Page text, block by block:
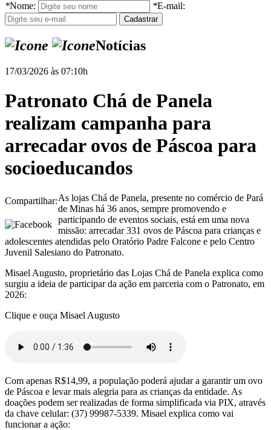
*Nome: *E-mail:
Notícias
17/03/2026 às 07:10h
Patronato Chá de Panela
realizam campanha para
arrecadar ovos de Páscoa para
socioeducandos
Compartilhar:As lojas Chá de Panela, presente no comércio de Pará
de Minas há 36 anos, sempre promovendo e
participando de eventos sociais, está em uma nova
missão: arrecadar 331 ovos de Páscoa para crianças e
adolescentes atendidas pelo Oratório Padre Falcone e pelo Centro
Juvenil Salesiano do Patronato.
Misael Augusto, proprietário das Lojas Chá de Panela explica como
surgiu a ideia de participar da ação em parceria com o Patronato, em
2026:
Clique e ouça Misael Augusto
Com apenas R$14,99, a população poderá ajudar a garantir um ovo
de Páscoa e levar mais alegria para as crianças da entidade. As
doações podem ser realizadas de forma simplificada via PIX, através
da chave celular: (37) 99987-5339. Misael explica como vai
funcionar a ação: